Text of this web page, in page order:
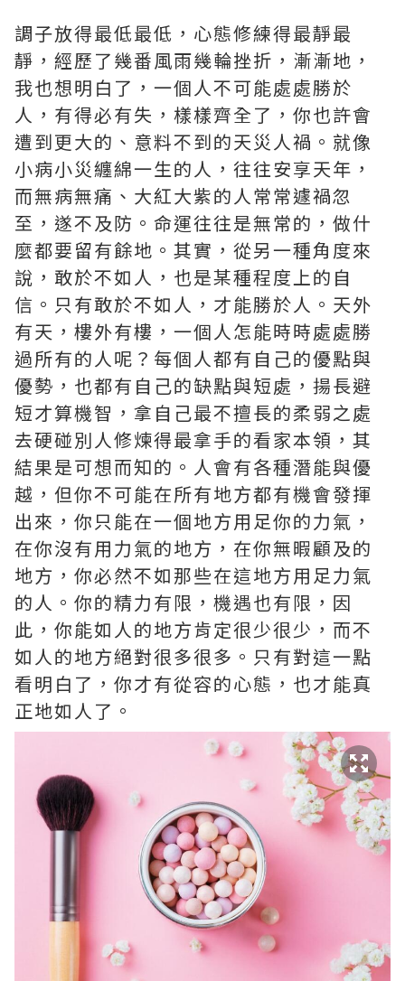
調子放得最低最低，心態修練得最靜最
靜，經歷了幾番風雨幾輪挫折，漸漸地，
我也想明白了，一個人不可能處處勝於
人，有得必有失，樣樣齊全了，你也許會
遭到更大的、意料不到的天災人禍。就像
小病小災纏綿一生的人，往往安享天年，
而無病無痛、大紅大紫的人常常遽禍忽
至，遂不及防。命運往往是無常的，做什
麼都要留有餘地。其實，從另一種角度來
說，敢於不如人，也是某種程度上的自
信。只有敢於不如人，才能勝於人。天外
有天，樓外有樓，一個人怎能時時處處勝
過所有的人呢？每個人都有自己的優點與
優勢，也都有自己的缺點與短處，揚長避
短才算機智，拿自己最不擅長的柔弱之處
去硬碰別人修煉得最拿手的看家本領，其
結果是可想而知的。人會有各種潛能與優
越，但你不可能在所有地方都有機會發揮
出來，你只能在一個地方用足你的力氣，
在你沒有用力氣的地方，在你無暇顧及的
地方，你必然不如那些在這地方用足力氣
的人。你的精力有限，機遇也有限，因
此，你能如人的地方肯定很少很少，而不
如人的地方絕對很多很多。只有對這一點
看明白了，你才有從容的心態，也才能真
正地如人了。